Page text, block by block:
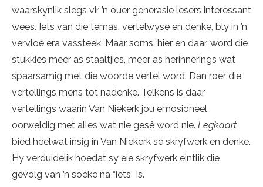
waarskynlik slegs vir ’n ouer generasie lesers interessant
wees. Iets van die temas, vertelwyse en denke, bly in ’n
vervloë era vassteek. Maar soms, hier en daar, word die
stukkies meer as staaltjies, meer as herinnerings wat
spaarsamig met die woorde vertel word. Dan roer die
vertellings mens tot nadenke. Telkens is daar
vertellings waarin Van Niekerk jou emosioneel
oorweldig met alles wat nie gesê word nie. Legkaart
bied heelwat insig in Van Niekerk se skryfwerk en denke.
Hy verduidelik hoedat sy eie skryfwerk eintlik die
gevolg van ’n soeke na “iets” is.